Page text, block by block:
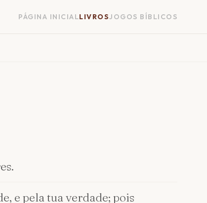
PÁGINA INICIALLIVROSJOGOS BÍBLICOS
e pela tua verdade; pois